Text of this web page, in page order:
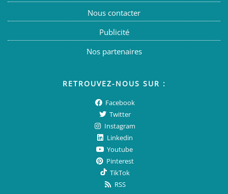
Nous contacter
Publicité
Nos partenaires
RETROUVEZ-NOUS SUR :
Facebook
Twitter
Instagram
Linkedin
Youtube
Pinterest
TikTok
RSS